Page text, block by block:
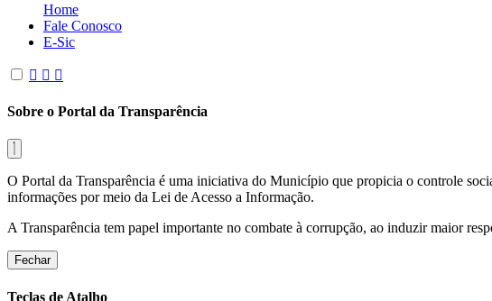
Home
Fale Conosco
E-Sic
Sobre o Portal da Transparência
O Portal da Transparência é uma iniciativa do Município que propicia o controle
informações por meio da Lei de Acesso a Informação.
A Transparência tem papel importante no combate à corrupção, ao induzir maior
Fechar
Teclas de Atalho